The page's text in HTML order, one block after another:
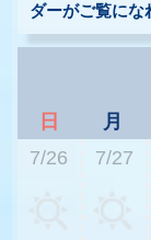
ダーがご覧にな
日 月
7/26
7/27